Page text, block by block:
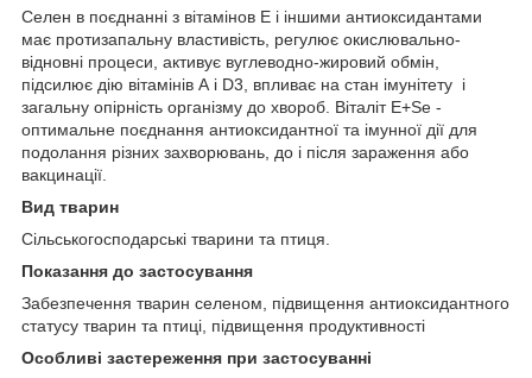
Селен в поєднанні з вітамінов Е і іншими антиоксидантами
має протизапальну властивість, регулює окислювально-
відновні процеси, активує вуглеводно-жировий обмін,
підсилює дію вітамінів А і D3, впливає на стан імунітету і
загальну опірність організму до хвороб. Віталіт E+Se -
оптимальне поєднання антиоксидантної та імунної дії для
подолання різних захворювань, до і після зараження або
вакцинації.
Вид тварин
Сільськогосподарські тварини та птиця.
Показання до застосування
Забезпечення тварин селеном, підвищення антиоксидантного
статусу тварин та птиці, підвищення продуктивності
Особливі застереження при застосуванні